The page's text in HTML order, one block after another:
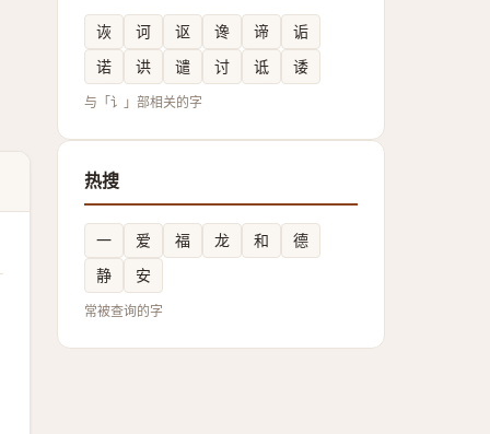
诙 诃 讴 谗 谛
诟
诺
䜤 谴 讨 诋 诿
与「讠」部相关的字
热搜
一 爱 福 龙 和
德
静
安
常被查询的字